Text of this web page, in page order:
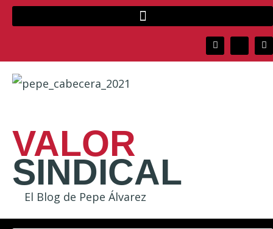
VALOR
SINDICAL
El Blog de Pepe Álvarez